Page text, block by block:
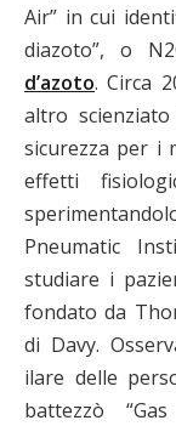
Air” in cui
diazoto”, o
d’azoto. Circa
altro
sicurezza per i
effetti
Pneumatic
studiare i
fondato da
di Davy.
ilare delle
battezzò